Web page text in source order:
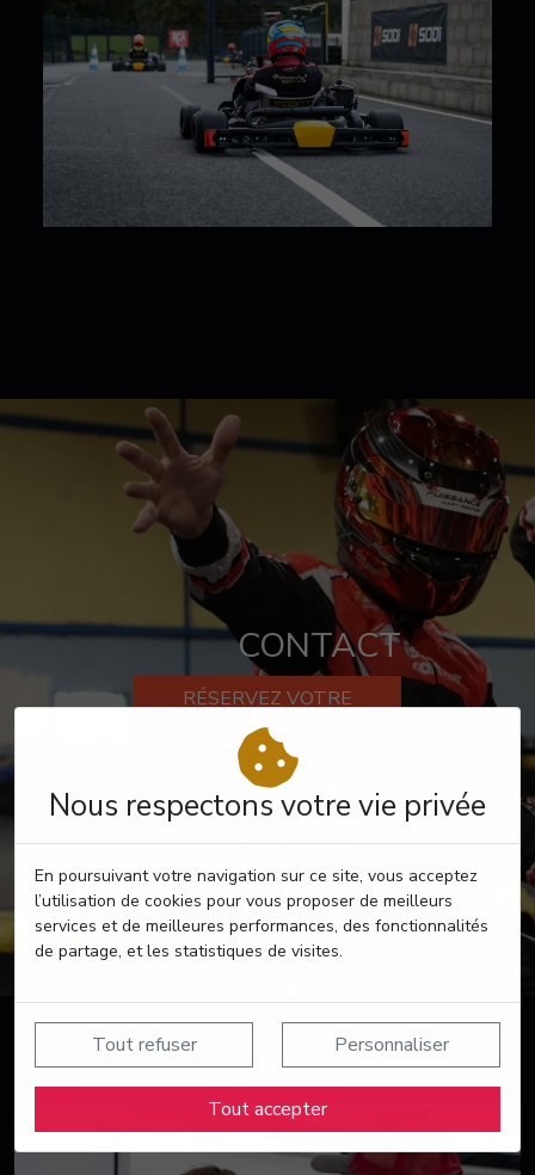
Nous respectons votre vie privée
En poursuivant votre navigation sur ce site, vous acceptez
l’utilisation de cookies pour vous proposer de meilleurs
services et de meilleures performances, des fonctionnalités
de partage, et les statistiques de visites.
Tout refuser Personnaliser
Tout accepter
CONTACT
RÉSERVEZ VOTRE
PASSAGE
Suivez nos actualités